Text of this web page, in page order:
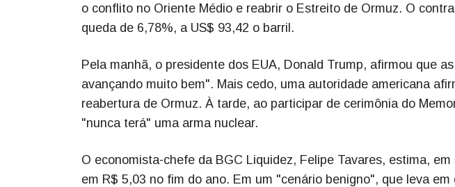
o conflito no Oriente Médio e reabrir o Estreito de Ormuz. O
queda de 6,78%, a US$ 93,42 o barril.
Pela manhã, o presidente dos EUA, Donald Trump, afirmou que
avançando muito bem". Mais cedo, uma autoridade americana
reabertura de Ormuz. À tarde, ao participar de cerimônia do
"nunca terá" uma arma nuclear.
O economista-chefe da BGC Liquidez, Felipe Tavares, estima,
em R$ 5,03 no fim do ano. Em um "cenário benigno", que leva